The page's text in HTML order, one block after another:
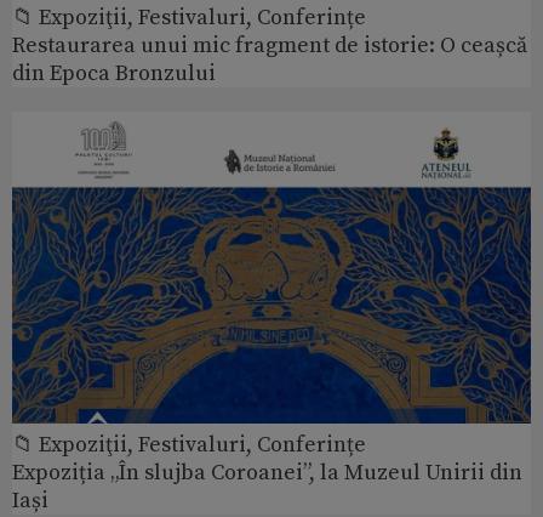
📁 Expoziţii, Festivaluri, Conferințe
Restaurarea unui mic fragment de istorie: O ceașcă
din Epoca Bronzului
📁 Expoziţii, Festivaluri, Conferințe
Expoziția „În slujba Coroanei”, la Muzeul Unirii din
Iași